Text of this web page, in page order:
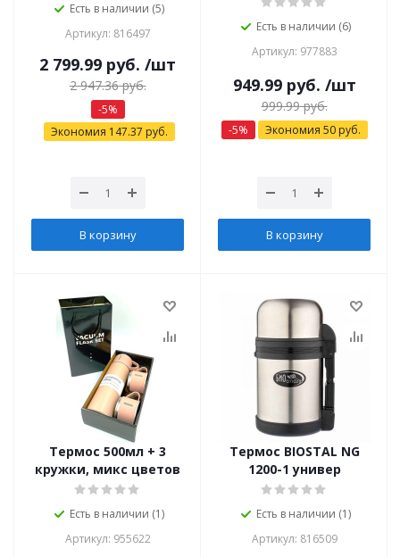
Есть в наличии (5)
Артикул: 816497
2 799.99 руб. /шт
2 947.36руб.
-5%
Экономия 147.37 руб.
В корзину
Есть в наличии (6)
Артикул: 977883
949.99руб. /шт
999.99руб.
-5% Экономия 50руб.
В корзину
Термос 500мл + 3
кружки, микс цветов
Есть в наличии (1)
Артикул: 955622
Термос BIOSTAL NG
1200-1 универ
Есть в наличии (1)
Артикул: 816509